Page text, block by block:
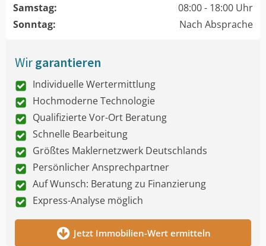
Samstag:
08:00 - 18:00 Uhr
Sonntag:
Nach Absprache
Wirgarantieren
Individuelle Wertermittlung
Hochmoderne Technologie
Qualifizierte Vor-Ort Beratung
Schnelle Bearbeitung
Größtes Maklernetzwerk Deutschlands
Persönlicher Ansprechpartner
Auf Wunsch: Beratung zu Finanzierung
Express-Analyse möglich
Jetzt Immobilien-Wert ermitteln